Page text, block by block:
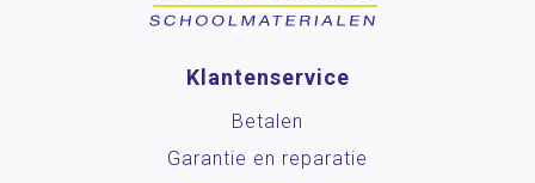
Klantenservice
Betalen
Garantie en reparatie